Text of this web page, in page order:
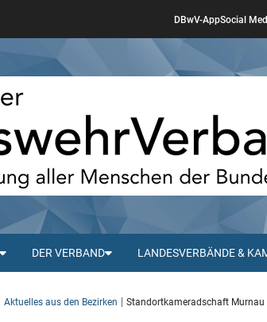
DBwV-AppSocial
DER VERBAND LANDESVERBÄNDE &
Aktuelles aus den Bezirken Standortkameradschaft